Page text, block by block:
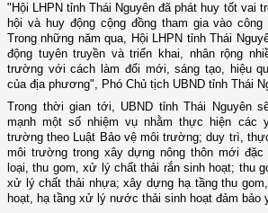
"Hội LHPN tỉnh Thái Nguyên đã phát huy tốt vai
hội và huy động cộng đồng tham gia vào
Trong những năm qua, Hội LHPN tỉnh Thái
động tuyên truyền và triển khai, nhân rộng
trường với cách làm đổi mới, sáng tạo, hiệu
của địa phương", Phó Chủ tịch UBND tỉnh Thái
Trong thời gian tới, UBND tỉnh Thái Nguyên
mạnh một số nhiệm vụ nhằm thực hiện các
trường theo Luật Bảo vệ môi trường; duy trì,
môi trường trong xây dựng nông thôn mới
loại, thu gom, xử lý chất thải rắn sinh hoạt; thu
xử lý chất thải nhựa; xây dựng hạ tầng thu
hoạt, hạ tầng xử lý nước thải sinh hoạt đảm bảo